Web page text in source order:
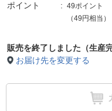
ポイント
49ポイント
（49円相当）
販売を終了しました（生産完
お届け先を変更する